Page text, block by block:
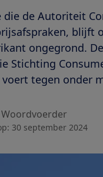
die de Autoriteit
blijft
ongegrond.
Stichting
tegen onder
Woordvoerder
30 september 2024